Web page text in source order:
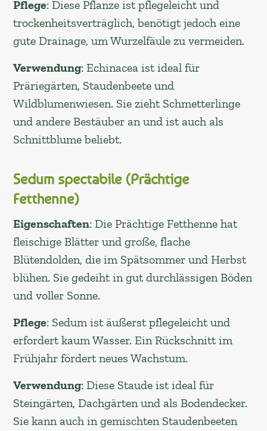
Pflege: Diese Pflanze ist pflegeleicht und
trockenheitsverträglich, benötigt jedoch eine
gute Drainage, um Wurzelfäule zu vermeiden.
Verwendung: Echinacea ist ideal für
Präriegärten, Staudenbeete und
Wildblumenwiesen. Sie zieht Schmetterlinge
und andere Bestäuber an und ist auch als
Schnittblume beliebt.
Sedum spectabile (Prächtige
Fetthenne)
Eigenschaften: Die Prächtige Fetthenne hat
fleischige Blätter und große, flache
Blütendolden, die im Spätsommer und Herbst
blühen. Sie gedeiht in gut durchlässigen Böden
und voller Sonne.
Pflege: Sedum ist äußerst pflegeleicht und
erfordert kaum Wasser. Ein Rückschnitt im
Frühjahr fördert neues Wachstum.
Verwendung: Diese Staude ist ideal für
Steingärten, Dachgärten und als Bodendecker.
Sie kann auch in gemischten Staudenbeeten